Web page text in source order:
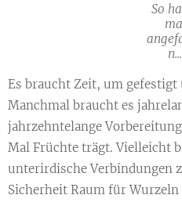
So
Es braucht Zeit, um gefestigt
Manchmal braucht es
jahrzehntelange
Mal Früchte trägt. Vielleicht
unterirdische Verbindungen
Sicherheit Raum für